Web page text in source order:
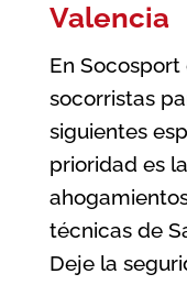
Valencia
En
socorristas
siguientes
prioridad es
técnicas de
Deje la